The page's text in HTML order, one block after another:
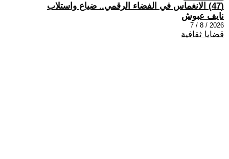
(47) الانغماس في الفضاء الرقمي.. ضياع واستلاب
نايف عبوش
2026 / 8 / 7
قضايا ثقافية